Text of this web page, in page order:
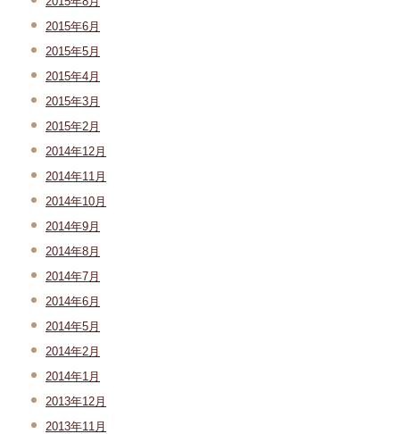
2015年6月
2015年5月
2015年4月
2015年3月
2015年2月
2014年12月
2014年11月
2014年10月
2014年9月
2014年8月
2014年7月
2014年6月
2014年5月
2014年2月
2014年1月
2013年12月
2013年11月